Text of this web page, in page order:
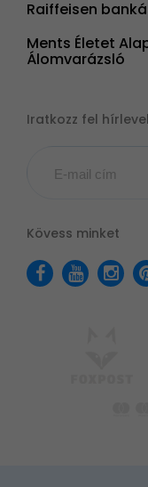
Raiffeisen
Ments Életet
Álomvarázsló
Iratkozz fel
Kövess minket